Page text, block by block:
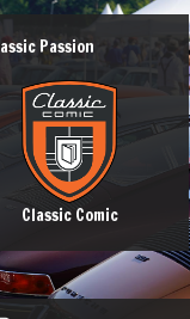
Passion
Classic Comic